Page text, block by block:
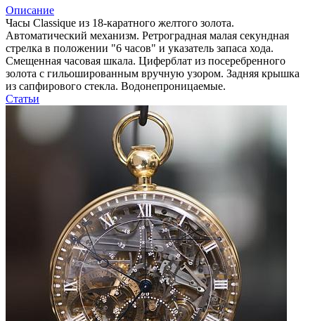
Описание
Часы Classique из 18-каратного желтого золота.
Автоматический механизм. Ретроградная малая секундная
стрелка в положении "6 часов" и указатель запаса хода.
Смещенная часовая шкала. Циферблат из посеребренного
золота с гильошированным вручную узором. Задняя крышка
из сапфирового стекла. Водонепроницаемые.
Статьи